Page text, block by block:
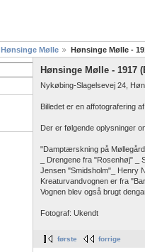
Hønsinge Mølle Hønsinge Mølle -
Hønsinge Mølle - 1917
Nykøbing-Slagelsevej 24,
Billedet er en affotografering
Der er følgende oplysninger
"Damptærskning på
_ Drengene fra "Rosenhøj"
Jensen "Smidsholm"_ Henry
Kreaturvandvognen er fra
Vognen blev også brugt
Fotograf: Ukendt
første forrige